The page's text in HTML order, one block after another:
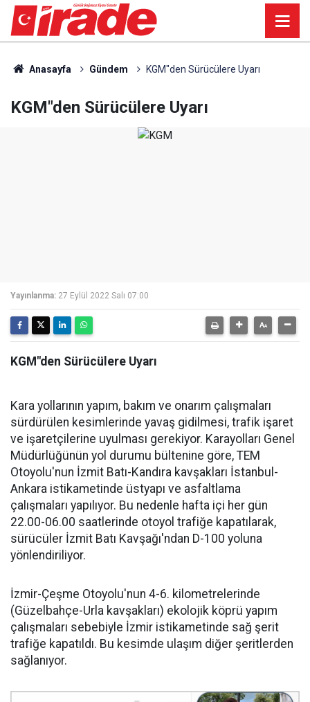
Anasayfa Gündem KGM"den Sürücülere Uyarı
KGM"den Sürücülere Uyarı
Yayınlanma: 27 Eylül 2022 Salı 07:00
KGM"den Sürücülere Uyarı
Kara yollarının yapım, bakım ve onarım çalışmaları
sürdürülen kesimlerinde yavaş gidilmesi, trafik işaret
ve işaretçilerine uyulması gerekiyor. Karayolları Genel
Müdürlüğünün yol durumu bültenine göre, TEM
Otoyolu'nun İzmit Batı-Kandıra kavşakları İstanbul-
Ankara istikametinde üstyapı ve asfaltlama
çalışmaları yapılıyor. Bu nedenle hafta içi her gün
22.00-06.00 saatlerinde otoyol trafiğe kapatılarak,
sürücüler İzmit Batı Kavşağı'ndan D-100 yoluna
yönlendiriliyor.
İzmir-Çeşme Otoyolu'nun 4-6. kilometrelerinde
(Güzelbahçe-Urla kavşakları) ekolojik köprü yapım
çalışmaları sebebiyle İzmir istikametinde sağ şerit
trafiğe kapatıldı. Bu kesimde ulaşım diğer şeritlerden
sağlanıyor.